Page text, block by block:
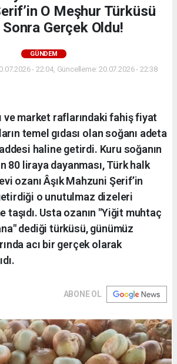
O Meşhur Türküsü
Sonra Gerçek Oldu!
GÜNDEM
- 22:04, Güncelleme: 20.07.2026 - 22:38
ve market raflarındaki fahiş fiyat
temel gıdası olan soğanı adeta
haline getirdi. Kuru soğanın
80 liraya dayanması, Türk halk
ozanı Âşık Mahzuni Şerif’in
o unutulmaz dizeleri
taşıdı. Usta ozanın "Yiğit muhtaç
dediği türküsü, günümüz
acı bir gerçek olarak
ABONE OL